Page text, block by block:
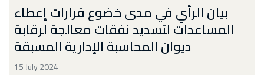
بيان الرأي في مدى خضوع قرارات إعطاء
المساعدات لتسديد نفقات معالجة لرقابة
ديوان المحاسبة الإدارية المسبقة
15 July 2024